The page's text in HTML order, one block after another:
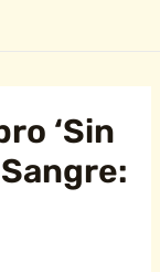
‘Sin